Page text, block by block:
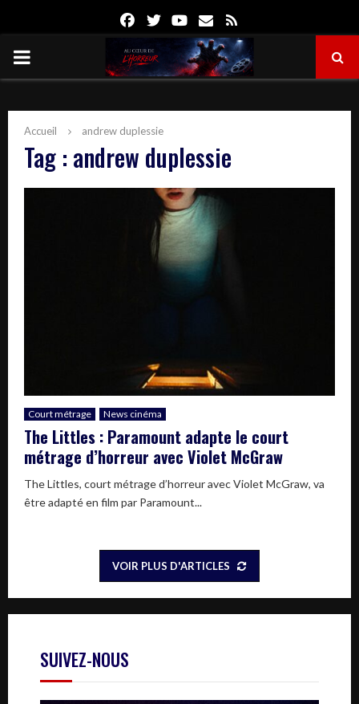
FacebookTwitterYoutube
Email
PRIMARY
Accueil andrew duplessie
Tag : andrew duplessie
Court métrage News cinéma
The Littles : Paramount adapte le court
métrage d’horreur avec Violet McGraw
The Littles, court métrage d’horreur avec Violet McGraw, va
être adapté en film par Paramount...
VOIR PLUS D'ARTICLES
SUIVEZ-NOUS